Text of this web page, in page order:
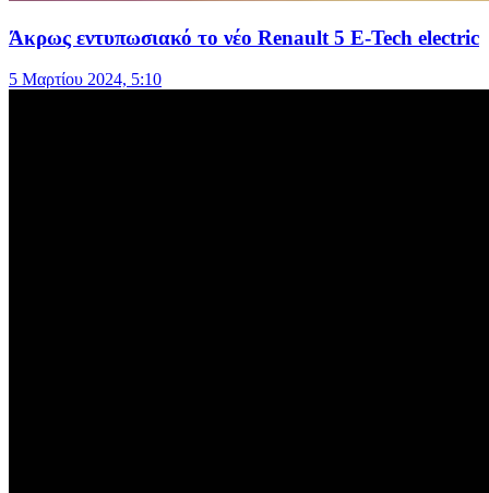
Άκρως εντυπωσιακό το νέο Renault 5 E-Tech electric
5 Μαρτίου 2024, 5:10